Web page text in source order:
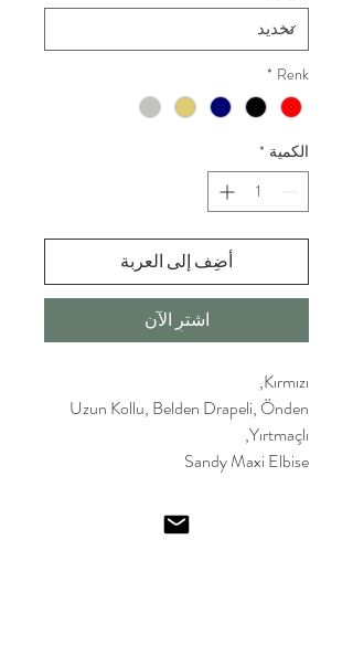
Renk
*
الكمية *
أضِف إلى العربة
اشترِ الآن
Kırmızı,
Uzun Kollu, Belden Drapeli, Önden
Yırtmaçlı,
Sandy Maxi Elbise